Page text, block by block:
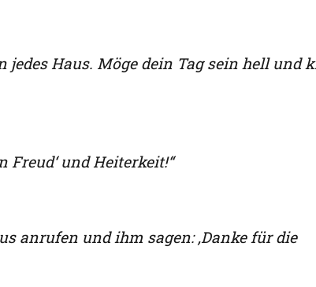
Haus. Möge dein Tag sein hell und
und Heiterkeit!“
anrufen und ihm sagen: ‚Danke für die